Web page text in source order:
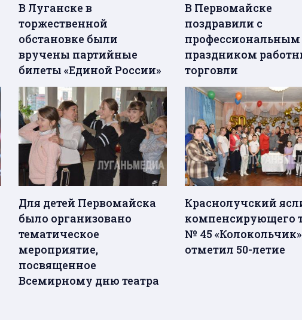
В Луганске в
торжественной
обстановке были
вручены партийные
билеты «Единой России»
В Первомайске
поздравили с
профессиональным
праздником
торговли
Для детей Первомайска
было организовано
тематическое
мероприятие,
посвященное
Всемирному дню театра
Краснолучский
компенсирующего
№ 45 «Колокольчик»
отметил 50-летие